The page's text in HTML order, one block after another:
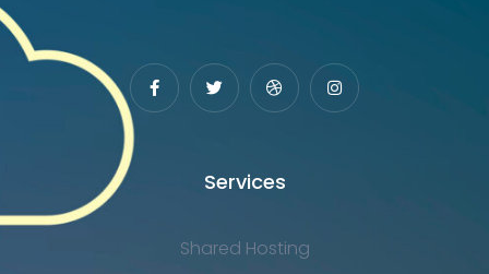
Services
Shared Hosting